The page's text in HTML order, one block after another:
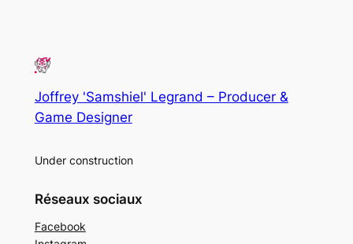
Joffrey 'Samshiel' Legrand – Producer &
Game Designer
Under construction
Réseaux sociaux
Facebook